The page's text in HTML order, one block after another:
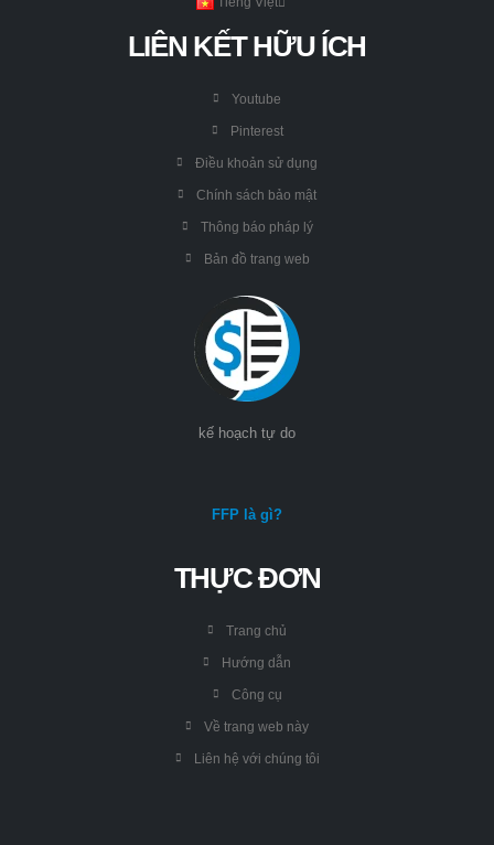
LIÊN KẾT HỮU ÍCH
Youtube
Pinterest
Điều khoản sử dụng
Chính sách bảo mật
Thông báo pháp lý
Bản đồ trang web
kế hoạch tự do
FFP là gì?
THỰC ĐƠN
Trang chủ
Hướng dẫn
Công cụ
Về trang web này
Liên hệ với chúng tôi